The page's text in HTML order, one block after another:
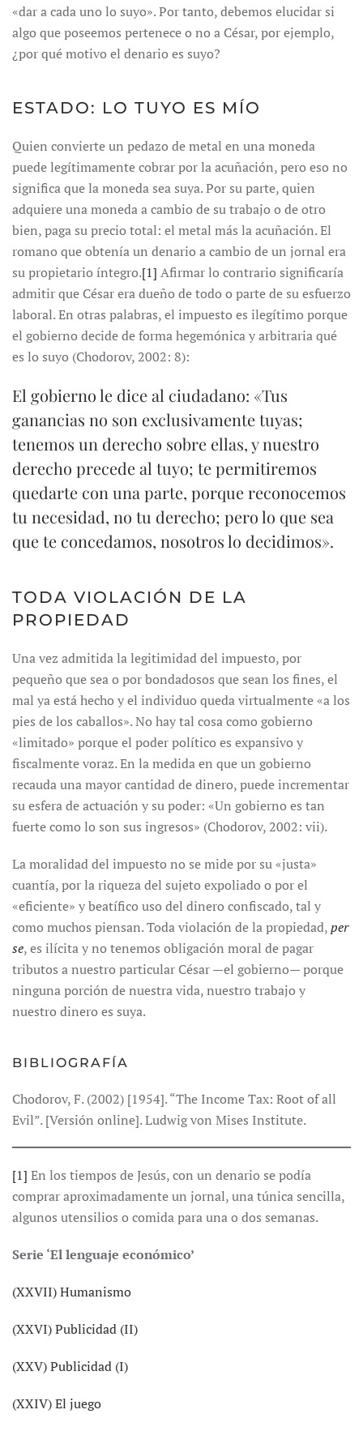
«dar a cada uno lo suyo». Por tanto, debemos elucidar si
algo que poseemos pertenece o no a César, por ejemplo,
¿por qué motivo el denario es suyo?
ESTADO: LO TUYO ES MÍO
Quien convierte un pedazo de metal en una moneda
puede legítimamente cobrar por la acuñación, pero eso no
significa que la moneda sea suya. Por su parte, quien
adquiere una moneda a cambio de su trabajo o de otro
bien, paga su precio total: el metal más la acuñación. El
romano que obtenía un denario a cambio de un jornal era
su propietario íntegro.[1] Afirmar lo contrario significaría
admitir que César era dueño de todo o parte de su esfuerzo
laboral. En otras palabras, el impuesto es ilegítimo porque
el gobierno decide de forma hegemónica y arbitraria qué
es lo suyo (Chodorov, 2002: 8):
El gobierno le dice al ciudadano: «Tus
ganancias no son exclusivamente tuyas;
tenemos un derecho sobre ellas, y nuestro
derecho precede al tuyo; te permitiremos
quedarte con una parte, porque reconocemos
tu necesidad, no tu derecho; pero lo que sea
que te concedamos, nosotros lo decidimos».
TODA VIOLACIÓN DE LA
PROPIEDAD
Una vez admitida la legitimidad del impuesto, por
pequeño que sea o por bondadosos que sean los fines, el
mal ya está hecho y el individuo queda virtualmente «a los
pies de los caballos». No hay tal cosa como gobierno
«limitado» porque el poder político es expansivo y
fiscalmente voraz. En la medida en que un gobierno
recauda una mayor cantidad de dinero, puede incrementar
su esfera de actuación y su poder: «Un gobierno es tan
fuerte como lo son sus ingresos» (Chodorov, 2002: vii).
La moralidad del impuesto no se mide por su «justa»
cuantía, por la riqueza del sujeto expoliado o por el
«eficiente» y beatífico uso del dinero confiscado, tal y
como muchos piensan. Toda violación de la propiedad,per
se, es ilícita y no tenemos obligación moral de pagar
tributos a nuestro particular César —el gobierno— porque
ninguna porción de nuestra vida, nuestro trabajo y
nuestro dinero es suya.
BIBLIOGRAFÍA
Chodorov, F. (2002) [1954]. “The Income Tax: Root of all
Evil”. [Versión online]. Ludwig von Mises Institute.
[1] En los tiempos de Jesús, con un denario se podía
comprar aproximadamente un jornal, una túnica sencilla,
algunos utensilios o comida para una o dos semanas.
Serie ‘El lenguaje económico’
(XXVII) Humanismo
(XXVI) Publicidad (II)
(XXV) Publicidad (I)
(XXIV) El juego